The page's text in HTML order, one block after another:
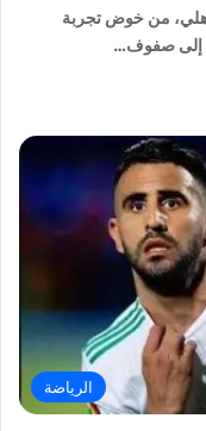
من خوض تجربة
إلى صفوف…
الرياضة